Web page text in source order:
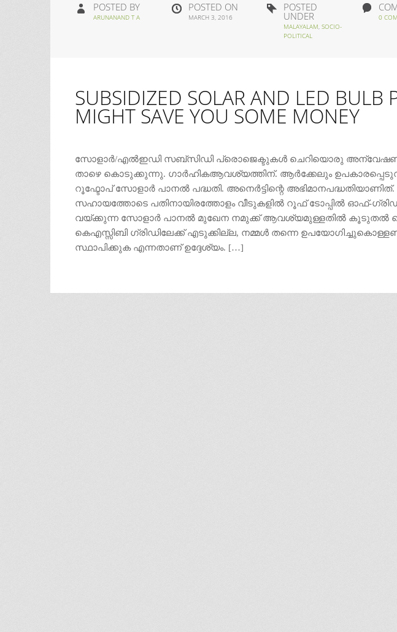
POSTED BY
ARUNANAND T A
POSTED ON
MARCH 3, 2016
POSTED
UNDER
MALAYALAM, SOCIO-
POLITICAL
0
SUBSIDIZED SOLAR AND LED BULB
MIGHT SAVE YOU SOME MONEY
സോളാര്‍/എല്‍ഇഡി സബ്സിഡി പ്രൊജെക്ടുകള്‍ ചെറിയൊരു അന്വേഷണം
താഴെ കൊടുക്കുന്നു. ഗാര്‍ഹികആവശ്യത്തിന്. ആര്‍ക്കേലും
റൂഫ്ടോപ്‌ സോളാര്‍ പാനല്‍ പദ്ധതി. അനെര്‍ട്ടിന്റെ
സഹായത്തോടെ പതിനായിരത്തോളം വീടുകളില്‍ റൂഫ് ടോപ്പില്‍ ഓഫ്‌-
വയ്ക്കുന്ന സോളാര്‍ പാനല്‍ മുഖേന നമുക്ക് ആവശ്യമുള്ളതില്‍ കൂടുതല്‍
കെഎസ്സിബി ഗ്രിഡിലേക്ക് എടുക്കില്ല, നമ്മള്‍ തന്നെ
സ്ഥാപിക്കുക എന്നതാണ് ഉദ്ദേശ്യം. […]